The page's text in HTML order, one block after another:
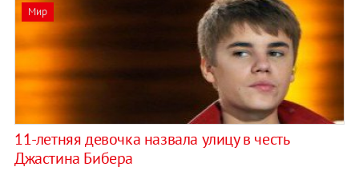
Мир
11-летняя девочка назвала улицу в честь
Джастина Бибера